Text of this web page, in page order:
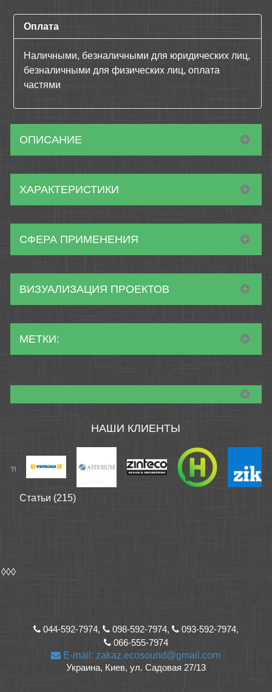
Оплата
Наличными, безналичными для юридических лиц,
безналичными для физических лиц, оплата
частями
ОПИСАНИЕ
ХАРАКТЕРИСТИКИ
СФЕРА ПРИМЕНЕНИЯ
ВИЗУАЛИЗАЦИЯ ПРОЕКТОВ
МЕТКИ:
НАШИ КЛИЕНТЫ
Статьи (215)
◊◊◊
044-592-7974, 098-592-7974,
093-592-7974,
066-555-7974
E-mail: zakaz.ecosound@gmail.com
Украина, Киев, ул. Садовая 27/13